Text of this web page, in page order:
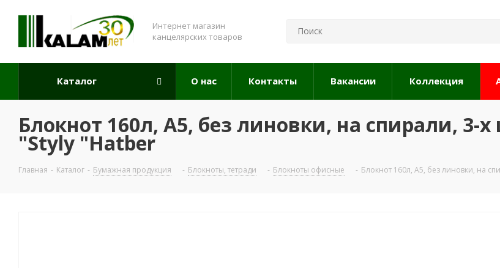
Интернет магазин
канцелярских товаров
Каталог О нас Контакты Вакансии Коллекция
Блокнот 160л, А5, без линовки, на спирали, 3-
"Styly "Hatber
Главная - Каталог - Бумажная продукция - Блокноты, тетради - Блокноты офисные - Блокнот 160л, А5, без линовки, на